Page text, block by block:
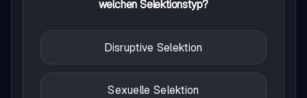
welchen Selektionstyp?
Disruptive Selektion
Sexuelle Selektion